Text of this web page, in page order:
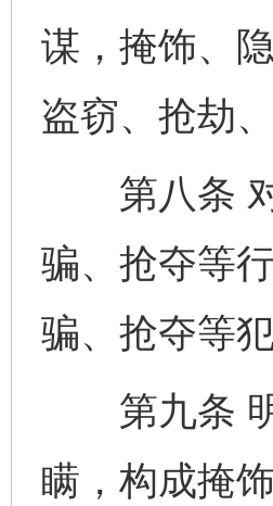
谋，掩饰、
盗窃、抢劫
第八条 对
骗、抢夺等
骗、抢夺等
第九条 明
瞒，构成掩